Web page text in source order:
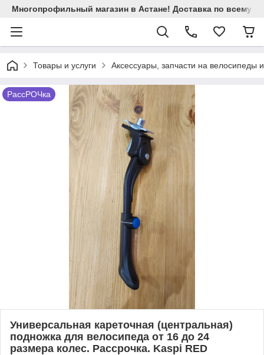
Многопрофильный магазин в Астане! Доставка по всему
Товары и услуги Аксессуары, запчасти на велосипеды
РассРОЧка
Универсальная кареточная (центральная)
подножка для велосипеда от 16 до 24
размера колес. Рассрочка. Kaspi RED